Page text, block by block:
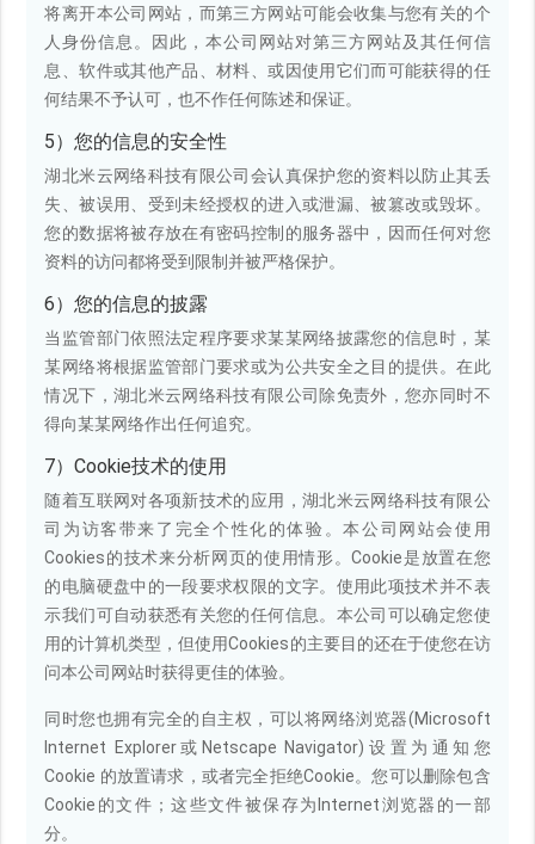
将离开本公司网站，而第三方网站可能会收集与您有关的个
人身份信息。因此，本公司网站对第三方网站及其任何信
息、软件或其他产品、材料、或因使用它们而可能获得的任
何结果不予认可，也不作任何陈述和保证。
5）您的信息的安全性
湖北米云网络科技有限公司会认真保护您的资料以防止其丢
失、被误用、受到未经授权的进入或泄漏、被篡改或毁坏。
您的数据将被存放在有密码控制的服务器中，因而任何对您
资料的访问都将受到限制并被严格保护。
6）您的信息的披露
当监管部门依照法定程序要求某某网络披露您的信息时，某
某网络将根据监管部门要求或为公共安全之目的提供。在此
情况下，湖北米云网络科技有限公司除免责外，您亦同时不
得向某某网络作出任何追究。
7）Cookie技术的使用
随着互联网对各项新技术的应用，湖北米云网络科技有限公
司为访客带来了完全个性化的体验。本公司网站会使用
Cookies的技术来分析网页的使用情形。Cookie是放置在您
的电脑硬盘中的一段要求权限的文字。使用此项技术并不表
示我们可自动获悉有关您的任何信息。本公司可以确定您使
用的计算机类型，但使用Cookies的主要目的还在于使您在访
问本公司网站时获得更佳的体验。
同时您也拥有完全的自主权，可以将网络浏览器(Microsoft
Internet Explorer或Netscape Navigator)设置为通知您
Cookie 的放置请求，或者完全拒绝Cookie。您可以删除包含
Cookie的文件；这些文件被保存为Internet浏览器的一部
分。